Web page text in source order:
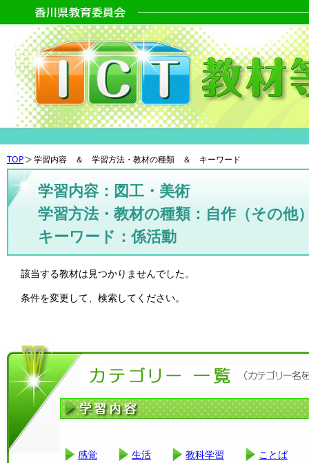
TOP 学習内容 ＆ 学習方法・教材の種類 ＆ キーワード
学習内容：図工・美術
学習方法・教材の種類：自作（その他
キーワード：係活動
該当する教材は見つかりませんでした。
条件を変更して、検索してください。
感覚 生活 教科学習 ことば